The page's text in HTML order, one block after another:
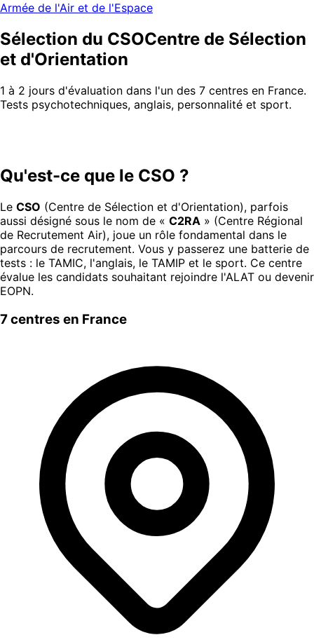
Armée de l'Air et de l'Espace
Sélection du CSOCentre de Sélection
et d'Orientation
1 à 2 jours d'évaluation dans l'un des 7 centres en France.
Tests psychotechniques, anglais, personnalité et sport.
Qu'est-ce que le CSO ?
Le CSO (Centre de Sélection et d'Orientation), parfois
aussi désigné sous le nom de « C2RA » (Centre Régional
de Recrutement Air), joue un rôle fondamental dans le
parcours de recrutement. Vous y passerez une batterie de
tests : le TAMIC, l'anglais, le TAMIP et le sport. Ce centre
évalue les candidats souhaitant rejoindre l'ALAT ou devenir
EOPN.
7 centres en France